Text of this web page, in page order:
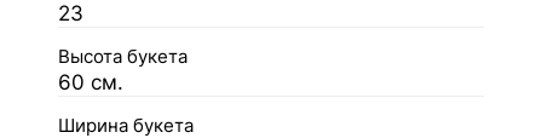
23
Высота букета
60 см.
Ширина букета